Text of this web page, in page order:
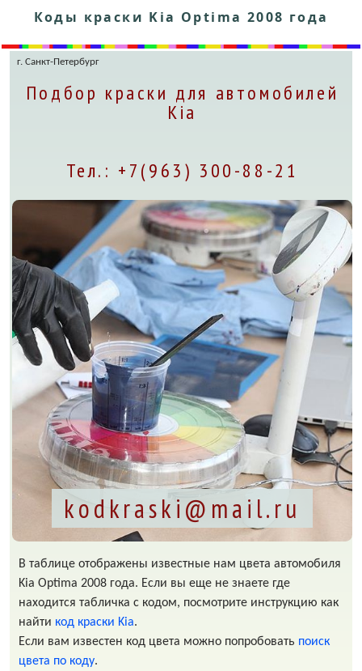
Коды краски Kia Optima 2008 года
г. Санкт-Петербург
Подбор краски для автомобилей
Kia
Тел.: +7(963) 300-88-21
kodkraski@mail.ru
В таблице отображены известные нам цвета автомобиля
Kia Optima 2008 года. Если вы еще не знаете где
находится табличка с кодом, посмотрите инструкцию как
найти код краски Kia.
Если вам известен код цвета можно попробовать поиск
цвета по коду.